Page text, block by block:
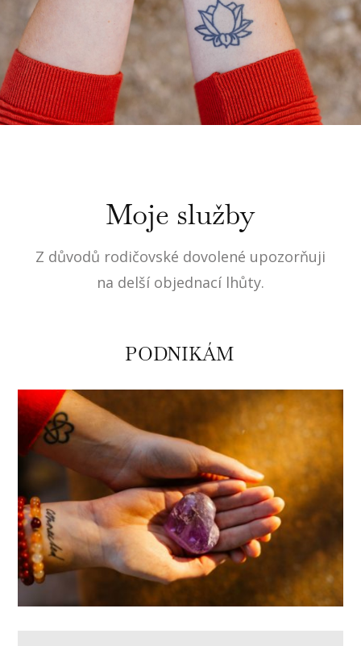
Moje služby
Z důvodů rodičovské dovolené upozorňuji
na delší objednací lhůty.
PODNIKÁM